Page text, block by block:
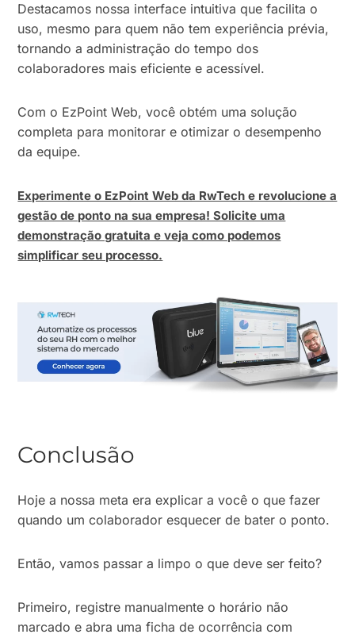
Destacamos nossa interface intuitiva que facilita o
uso, mesmo para quem não tem experiência prévia,
tornando a administração do tempo dos
colaboradores mais eficiente e acessível.
Com o EzPoint Web, você obtém uma solução
completa para monitorar e otimizar o desempenho
da equipe.
Experimente o EzPoint Web da RwTech e revolucione a
gestão de ponto na sua empresa! Solicite uma
demonstração gratuita e veja como podemos
simplificar seu processo.
Conclusão
Hoje a nossa meta era explicar a você o que fazer
quando um colaborador esquecer de bater o ponto.
Então, vamos passar a limpo o que deve ser feito?
Primeiro, registre manualmente o horário não
marcado e abra uma ficha de ocorrência com